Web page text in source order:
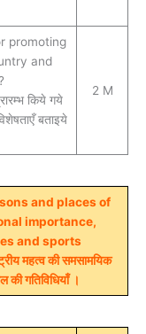
promoting
and
किये गये
बताइये
2 M
and places of
importance,
and sports
महत्व की समसामयिक
गतिविधियाँ ।